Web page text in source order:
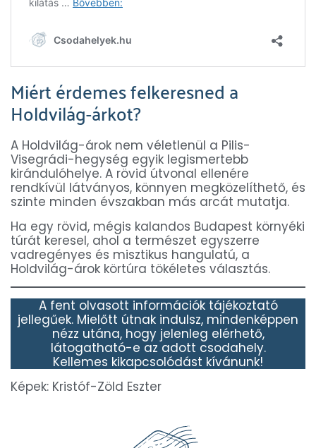
Miért érdemes felkeresned a
Holdvilág-árkot?
A Holdvilág-árok nem véletlenül a Pilis-
Visegrádi-hegység egyik legismertebb
kirándulóhelye. A rövid útvonal ellenére
rendkívül látványos, könnyen megközelíthető, és
szinte minden évszakban más arcát mutatja.
Ha egy rövid, mégis kalandos Budapest környéki
túrát keresel, ahol a természet egyszerre
vadregényes és misztikus hangulatú, a
Holdvilág-árok körtúra tökéletes választás.
A fent olvasott információk tájékoztató
jellegűek. Mielőtt útnak indulsz, mindenképpen
nézz utána, hogy jelenleg elérhető,
látogatható-e az adott csodahely.
Kellemes kikapcsolódást kívánunk!
Képek: Kristóf-Zöld Eszter